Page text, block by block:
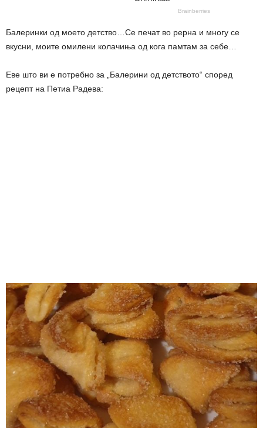
Балеринки од моето детство…Се печат во рерна и многу се
вкусни, моите омилени колачиња од кога памтам за себе…
Еве што ви е потребно за „Балерини од детството“ според
рецепт на Петиа Радева: